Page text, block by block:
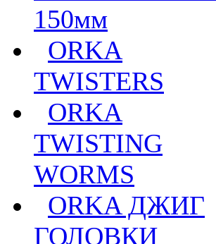
150мм
ORKA
TWISTERS
ORKA
TWISTING
WORMS
ORKA ДЖИГ
ГОЛОВКИ